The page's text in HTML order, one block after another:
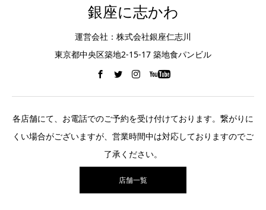
銀座に志かわ
運営会社：株式会社銀座仁志川
東京都中央区築地2-15-17 築地食パンビル
各店舗にて、お電話でのご予約を受け付けております。繋がりに
くい場合がございますが、営業時間中は対応しておりますのでご
了承ください。
店舗一覧